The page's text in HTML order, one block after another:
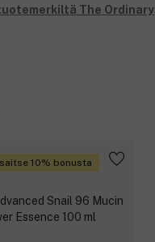
The Ordinary
10% bonusta